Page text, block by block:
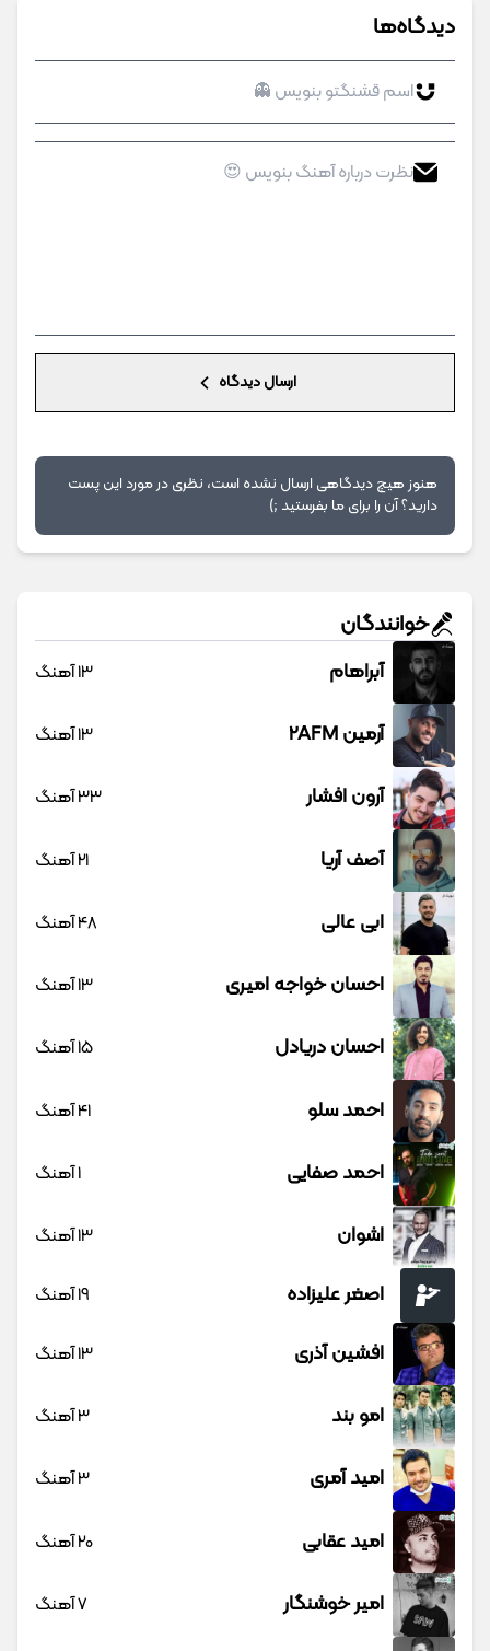
دیدگاه‌ها
ارسال دیدگاه
هنوز هیچ دیدگاهی ارسال نشده است، نظری در مورد این پست
دارید؟ آن را برای ما بفرستید ;)
خوانندگان
آبراهام 13 آهنگ
آرمین 2AFM 13 آهنگ
آرون افشار 33 آهنگ
آصف آریا 21 آهنگ
ابی عالی 48 آهنگ
احسان خواجه امیری 13 آهنگ
احسان دریادل 15 آهنگ
احمد سلو 41 آهنگ
احمد صفایی 1 آهنگ
اشوان 13 آهنگ
اصغر علیزاده 19 آهنگ
افشین آذری 13 آهنگ
امو بند 3 آهنگ
امید آمری 3 آهنگ
امید عقابی 20 آهنگ
امیر خوشنگار 7 آهنگ